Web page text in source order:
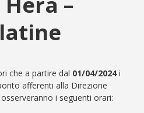
che a partire dal 01/04/2024i
afferenti alla Direzione
i seguenti orari: